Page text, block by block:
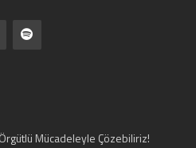
Mücadeleyle Çözebiliriz!